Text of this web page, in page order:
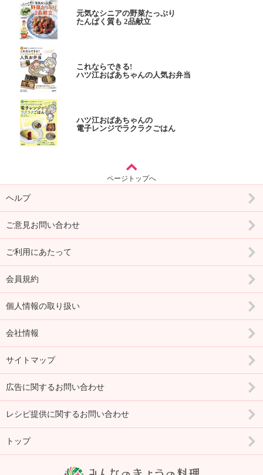
元気なシニアの野菜たっぷり
たんぱく質も 2品献立
これならできる!
ハツ江おばあちゃんの人気お弁当
ハツ江おばあちゃんの
電子レンジでラクラクごはん
ページトップへ
ヘルプ
ご意見お問い合わせ
ご利用にあたって
会員規約
個人情報の取り扱い
会社情報
サイトマップ
広告に関するお問い合わせ
レシピ提供に関するお問い合わせ
トップ